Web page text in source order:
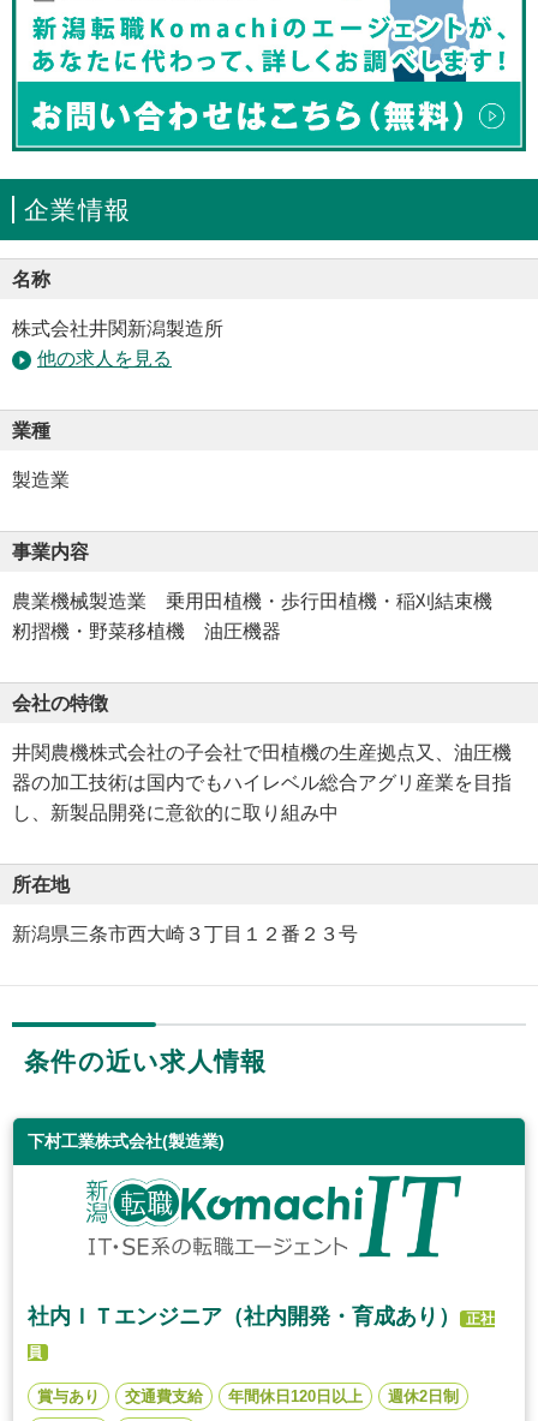
企業情報
名称
株式会社井関新潟製造所
他の求人を見る
業種
製造業
事業内容
農業機械製造業 乗用田植機・歩行田植機・稲刈結束機
籾摺機・野菜移植機 油圧機器
会社の特徴
井関農機株式会社の子会社で田植機の生産拠点又、油圧機
器の加工技術は国内でもハイレベル総合アグリ産業を目指
し、新製品開発に意欲的に取り組み中
所在地
新潟県三条市西大崎３丁目１２番２３号
条件の近い求人情報
下村工業株式会社(製造業)
社内ＩＴエンジニア（社内開発・育成あり）
正社
員
賞与あり 交通費支給 年間休日120日以上
週休2日制